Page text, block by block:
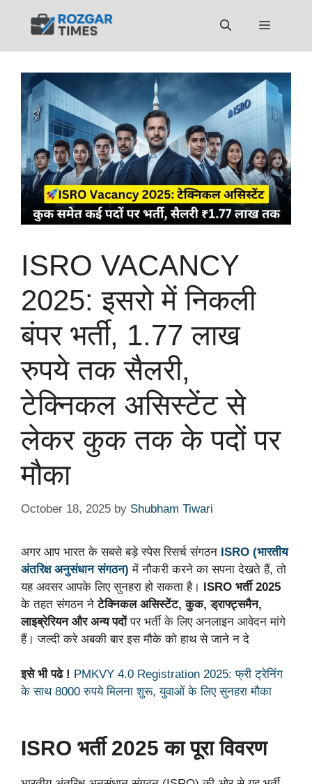
Menu
ISRO VACANCY
2025: इसरो में निकली
बंपर भर्ती, 1.77 लाख
रुपये तक सैलरी,
टेक्निकल असिस्टेंट से
लेकर कुक तक के पदों पर
मौका
October 18, 2025 by Shubham Tiwari
अगर आप भारत के सबसे बड़े स्पेस रिसर्च संगठन ISRO (भारतीय
अंतरिक्ष अनुसंधान संगठन) में नौकरी करने का सपना देखते हैं, तो
यह अवसर आपके लिए सुनहरा हो सकता है। ISRO भर्ती 2025
के तहत संगठन नेटेक्निकल असिस्टेंट, कुक, ड्राफ्ट्समैन,
लाइब्रेरियन और अन्य पदोंपर भर्ती के लिए अनलाइन आवेदन मांगे
हैं। जल्दी करे अबकी बार इस मौके को हाथ से जाने न दे
इसे भी पढे ! PMKVY 4.0 Registration 2025: फ्री ट्रेनिंग
के साथ 8000 रुपये मिलना शुरू, युवाओं के लिए सुनहरा मौका
ISRO भर्ती 2025 का पूरा विवरण